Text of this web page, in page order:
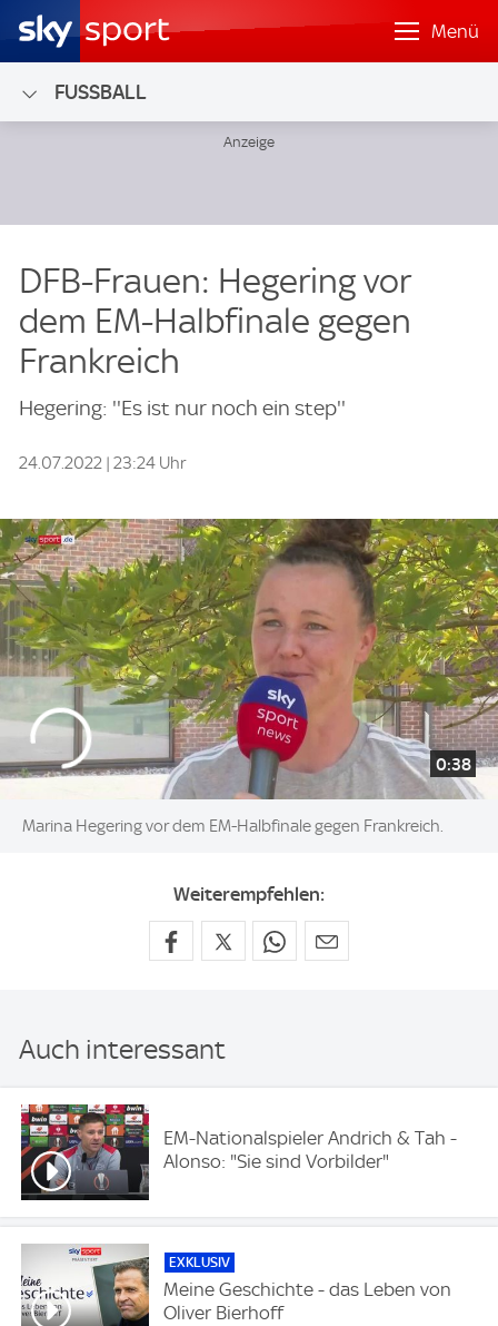
Menü
FUSSBALL
DFB-Frauen: Hegering vor
dem EM-Halbfinale gegen
Frankreich
Hegering: ''Es ist nur noch ein step''
24.07.2022 | 23:24 Uhr
0:38
Marina Hegering vor dem EM-Halbfinale gegen Frankreich.
Weiterempfehlen:
Auch interessant
EM-Nationalspieler Andrich & Tah -
Alonso: "Sie sind Vorbilder"
EXKLUSIV
Meine Geschichte - das Leben von
Oliver Bierhoff